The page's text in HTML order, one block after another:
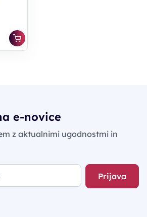
e-novice
z aktualnimi ugodnostmi in
Prijava